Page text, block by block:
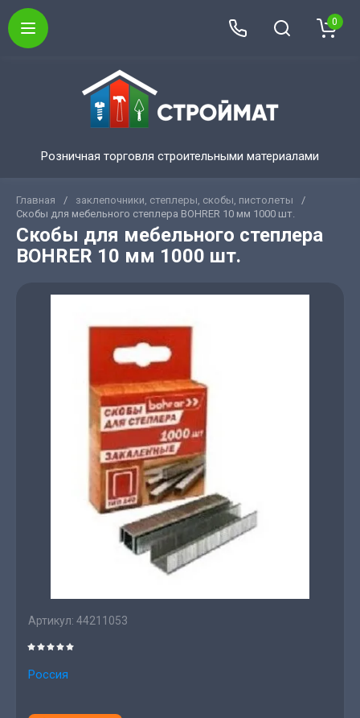
Розничная торговля строительными материалами
0
Главная / заклепочники, степлеры, скобы, пистолеты
/
Скобы для мебельного степлера BOHRER 10 мм 1000 шт.
Скобы для мебельного степлера
BOHRER 10 мм 1000 шт.
Артикул: 44211053
Россия